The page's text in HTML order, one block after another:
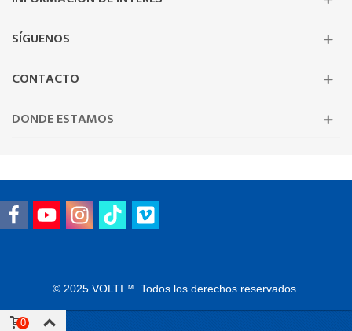
SÍGUENOS
CONTACTO
DONDE ESTAMOS
© 2025 VOLTI™. Todos los derechos reservados.
0